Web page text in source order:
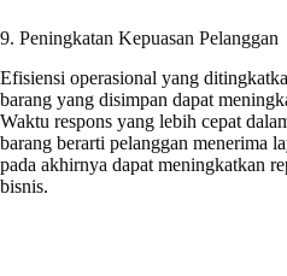
9. Peningkatan Kepuasan Pelanggan
Efisiensi operasional yang
barang yang disimpan dapat
Waktu respons yang lebih cepat
barang berarti pelanggan menerima
pada akhirnya dapat meningkatkan
bisnis.